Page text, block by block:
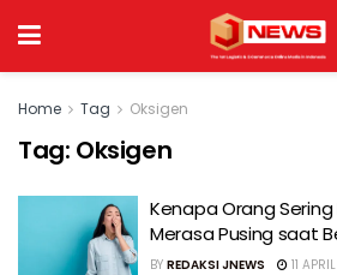
Home Tag Oksigen
Tag: Oksigen
Kenapa Orang
Merasa Pusing saat
BY REDAKSI JNEWS 11